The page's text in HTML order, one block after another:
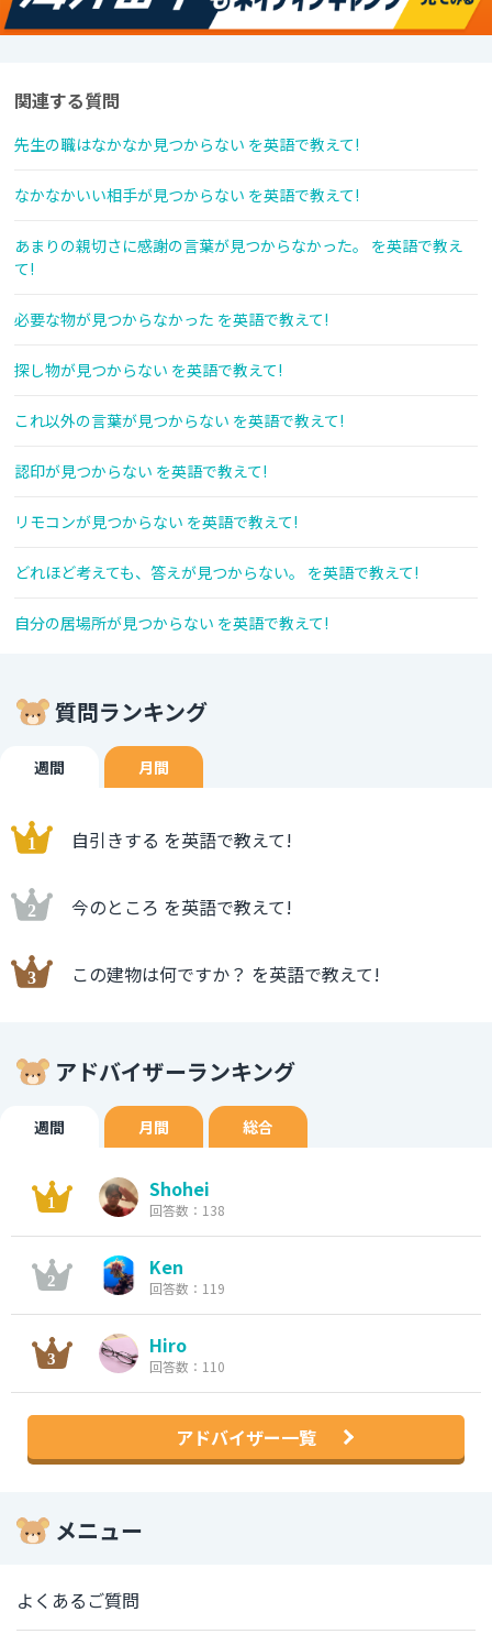
関連する質問
先生の職はなかなか見つからない を英語で教えて!
なかなかいい相手が見つからない を英語で教えて!
あまりの親切さに感謝の言葉が見つからなかった。 を英語で教え
て!
必要な物が見つからなかった を英語で教えて!
探し物が見つからない を英語で教えて!
これ以外の言葉が見つからない を英語で教えて!
認印が見つからない を英語で教えて!
リモコンが見つからない を英語で教えて!
どれほど考えても、答えが見つからない。 を英語で教えて!
自分の居場所が見つからない を英語で教えて!
質問ランキング
週間 月間
自引きする を英語で教えて!
今のところ を英語で教えて!
この建物は何ですか？ を英語で教えて!
アドバイザーランキング
週間 月間 総合
Shohei
回答数：138
Ken
回答数：119
Hiro
回答数：110
アドバイザー一覧
メニュー
よくあるご質問